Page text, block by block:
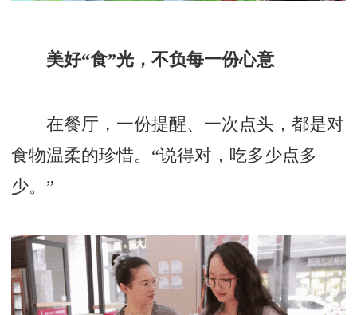
美好“食”光，不负每一份心意
在餐厅，一份提醒、一次点头，都是对
食物温柔的珍惜。“说得对，吃多少点多
少。”